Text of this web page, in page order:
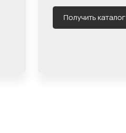
Получить каталог